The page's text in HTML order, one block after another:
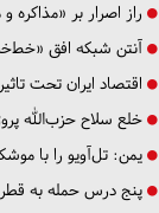
راز اصرار بر
آنتن شبکه افق
اقتصاد ایران تحت
خلع سلاح حزب‌الله
یمن: تل‌آویو را با
پنج درس‌ حمله به قطر